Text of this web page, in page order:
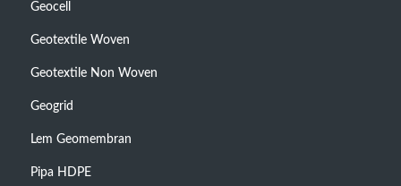
Geocell
Geotextile Woven
Geotextile Non Woven
Geogrid
Lem Geomembran
Pipa HDPE